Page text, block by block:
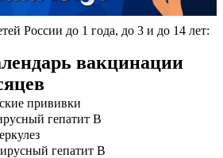
России до 1 года, до 3 и до 14 лет:
вакцинации
прививки
гепатит В
гепатит В